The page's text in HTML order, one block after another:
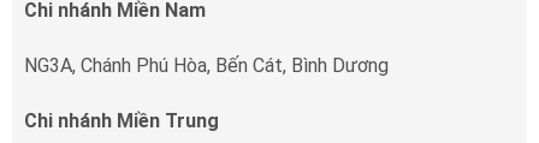
Chi nhánh Miền Nam
NG3A, Chánh Phú Hòa, Bến Cát, Bình Dương
Chi nhánh Miền Trung